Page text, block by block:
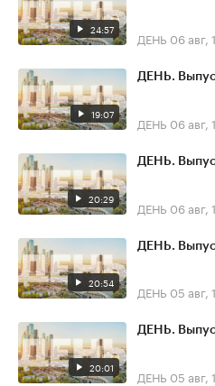
24:57 ДЕНЬ 06 авг,
19:07
ДЕНЬ.
ДЕНЬ 06 авг,
20:29
ДЕНЬ.
ДЕНЬ 06 авг,
20:54
ДЕНЬ.
ДЕНЬ 05 авг,
20:01
ДЕНЬ.
ДЕНЬ 05 авг,